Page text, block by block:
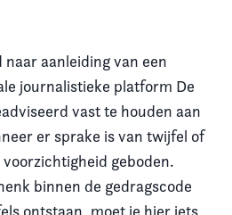
aanleiding van een
journalistieke platform De
vast te houden aan
er sprake is van twijfel of
voorzichtigheid geboden.
binnen de gedragscode
ontstaan, moet je hier iets